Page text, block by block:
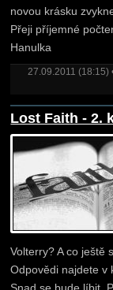
novou krásku
Přeji příjemné
Hanulka
27.09.2011 (18:15)
Lost Faith - 2.
Volterry? A co ještě
Odpovědi najdete v